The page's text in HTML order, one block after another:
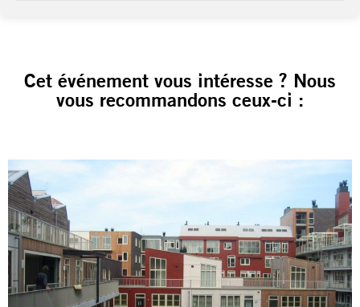
Cet événement vous intéresse ? Nous
vous recommandons ceux-ci :